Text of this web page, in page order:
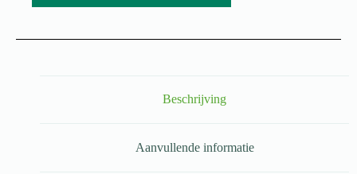
Beschrijving
Aanvullende informatie